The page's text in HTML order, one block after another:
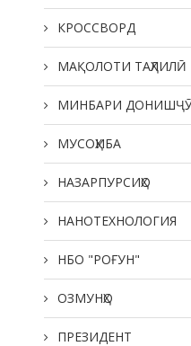
КРОССВОРД
МАҚОЛОТИ
МИНБАРИ
МУСОҲИБА
НАЗАРПУРСИҲО
НАНОТЕХНОЛОГИЯ
НБО "РОҒУН"
ОЗМУНҲО
ПРЕЗИДЕНТ